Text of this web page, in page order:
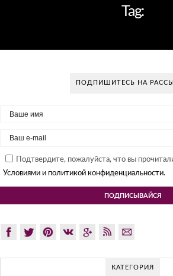
Tag:
ПОДПИШИТЕСЬ НА
Подтвердите, пожалуйста, что вы
Условиями и политикой конфиденциальности.
КАТЕГОРИЯ